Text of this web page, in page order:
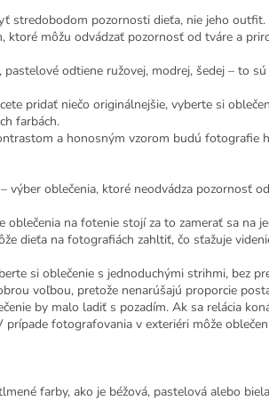
stredobodom pozornosti dieťa, nie jeho
ktoré môžu odvádzať pozornosť od tváre a
pastelové odtiene ružovej, modrej, šedej – to
pridať niečo originálnejšie, vyberte si
farbách.
a honosným vzorom budú fotografie
výber oblečenia, ktoré neodvádza pozornosť
oblečenia na fotenie stojí za to zamerať sa na
dieťa na fotografiách zahltiť, čo sťažuje
si oblečenie s jednoduchými strihmi, bez
voľbou, pretože nenarúšajú proporcie
by malo ladiť s pozadím. Ak sa relácia
prípade fotografovania v exteriéri môže
farby, ako je béžová, pastelová alebo biela